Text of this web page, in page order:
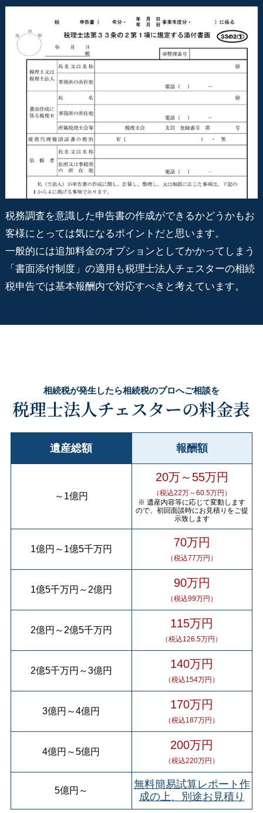
税務調査を意識した申告書の作成ができるかどうかもお
客様にとっては気になるポイントだと思います。
一般的には追加料金のオプションとしてかかってしまう
「書面添付制度」の適用も税理士法人チェスターの相続
税申告では基本報酬内で対応すべきと考えています。
相続税が発生したら相続税のプロへご相談を
税理士法人チェスターの料金表
遺産総額 報酬額
～ 1億円
20万～55万円
（税込22万～60.5万円）
※ 遺産内容等に応じて変動します
ので、初回面談時にお見積りをご提
示致します
1億円 ～ 1億5千万円 70万円
（税込77万円）
1億5千万円 ～ 2億円 90万円
（税込99万円）
2億円 ～ 2億5千万円 115万円
（税込126.5万円）
2億5千万円 ～3億円 140万円
（税込154万円）
3億円 ～4億円 170万円
（税込187万円）
4億円 ～5億円 200万円
（税込220万円）
5億円 ～
無料簡易試算レポート作
成の上、別途お見積り